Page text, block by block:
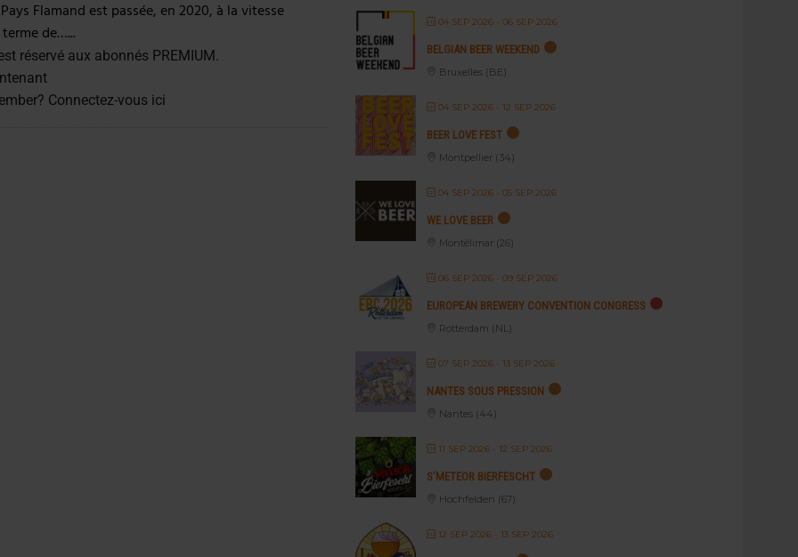
Flamand est passée, en 2020, à la vitesse
de…...
réservé aux abonnés PREMIUM.
Connectez-vous ici
04 SEP 2026 - 06 SEP 2026
BELGIAN BEER WEEKEND
Bruxelles (BE)
04 SEP 2026 - 12 SEP 2026
BEER LOVE FEST
Montpellier (34)
04 SEP 2026 - 05 SEP 2026
WE LOVE BEER
Montélimar (26)
06 SEP 2026 - 09 SEP 2026
EUROPEAN BREWERY CONVENTION CONGRESS
Rotterdam (NL)
07 SEP 2026 - 13 SEP 2026
NANTES SOUS PRESSION
Nantes (44)
11 SEP 2026 - 12 SEP 2026
S’METEOR BIERFESCHT
Hochfelden (67)
12 SEP 2026 - 13 SEP 2026